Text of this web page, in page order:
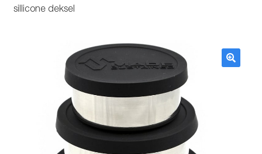
Kinderflessen
Drinkfles met rietje
Waterfles met filter
Aluminium drinkfles
sillicone deksel